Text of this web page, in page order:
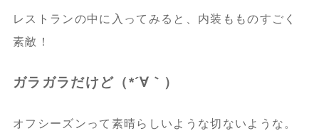
レストランの中に入ってみると、内装もものすごく
素敵！
ガラガラだけど（*´∀｀）
オフシーズンって素晴らしいような切ないような。